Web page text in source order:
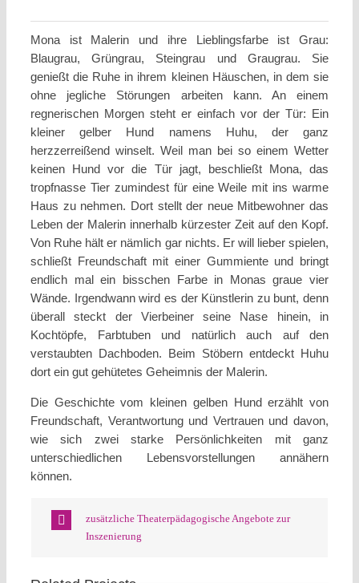
Mona ist Malerin und ihre Lieblingsfarbe ist Grau:
Blaugrau, Grüngrau, Steingrau und Graugrau. Sie
genießt die Ruhe in ihrem kleinen Häuschen, in dem sie
ohne jegliche Störungen arbeiten kann. An einem
regnerischen Morgen steht er einfach vor der Tür: Ein
kleiner gelber Hund namens Huhu, der ganz
herzzerreißend winselt. Weil man bei so einem Wetter
keinen Hund vor die Tür jagt, beschließt Mona, das
tropfnasse Tier zumindest für eine Weile mit ins warme
Haus zu nehmen. Dort stellt der neue Mitbewohner das
Leben der Malerin innerhalb kürzester Zeit auf den Kopf.
Von Ruhe hält er nämlich gar nichts. Er will lieber spielen,
schließt Freundschaft mit einer Gummiente und bringt
endlich mal ein bisschen Farbe in Monas graue vier
Wände. Irgendwann wird es der Künstlerin zu bunt, denn
überall steckt der Vierbeiner seine Nase hinein, in
Kochtöpfe, Farbtuben und natürlich auch auf den
verstaubten Dachboden. Beim Stöbern entdeckt Huhu
dort ein gut gehütetes Geheimnis der Malerin.
Die Geschichte vom kleinen gelben Hund erzählt von
Freundschaft, Verantwortung und Vertrauen und davon,
wie sich zwei starke Persönlichkeiten mit ganz
unterschiedlichen Lebensvorstellungen annähern
können.
zusätzliche Theaterpädagogische Angebote zur
Inszenierung